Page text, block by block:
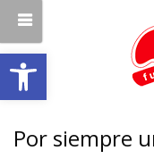
Abrir barra de
Por siempre